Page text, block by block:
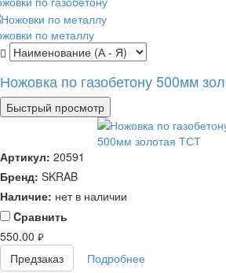
по металлу
Ножовка по газобетону 500мм
Быстрый просмотр
Артикул: 20591
Бренд: SKRAB
Наличие: нет в наличии
Cравнить
550.00 руб.
Предзаказ Подробнее